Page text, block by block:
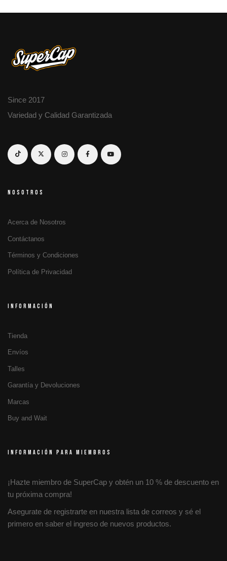
Since 2017
Variedad y Calidad Garantizada
NOSOTROS
Acerca de Nosotros
Contáctanos
Términos y Condiciones
Política de Privacidad
INFORMACIÓN
Tienda
Envíos
Talles
Garantía y Devoluciones
Marcas
Buy and Wait
INFORMACIÓN PARA MIEMBROS
¡Hazte miembro de SuperCap y obtén un 10 % de descuento en
tu próxima compra!
Asegurate de registrarte en nuestra lista de correos y sé el
primero en saber el ingreso de nuevos productos.